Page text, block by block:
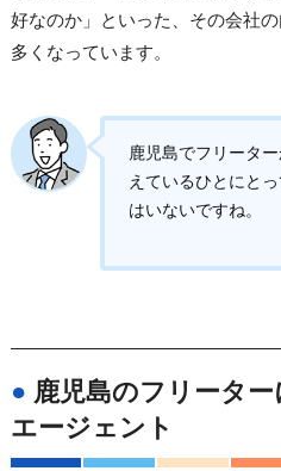
好なのか」といった、その会社
多くなっています。
鹿児島でフリータ
えているひとにと
はいないですね。
● 鹿児島のフリータ
エージェント